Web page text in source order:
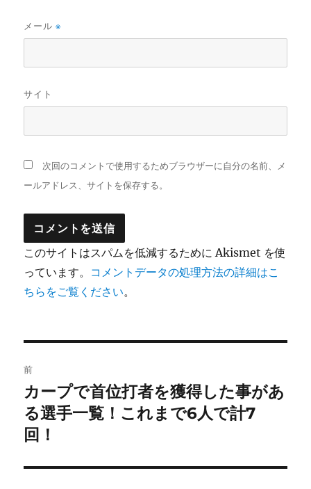
メール※
サイト
次回のコメントで使用するためブラウザーに自分の名前、メ
ールアドレス、サイトを保存する。
このサイトはスパムを低減するために Akismet を使
っています。 コメントデータの処理方法の詳細はこ
ちらをご覧ください。
稿
ナ
ビ
ゲ
前
前
の
投
カープで首位打者を獲得した事があ
る選手一覧！これまで6人で計7
回！